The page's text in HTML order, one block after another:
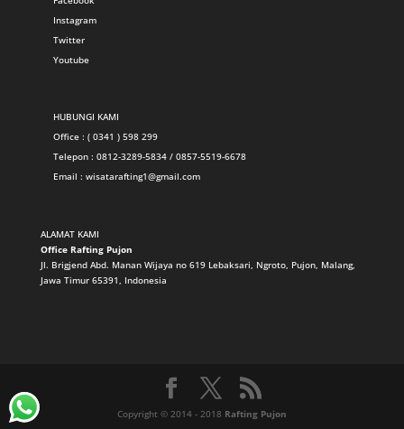
Instagram
Twitter
Youtube
HUBUNGI KAMI
Office : ( 0341 ) 598 299
Telepon : 0812-3289-5834 / 0857-5519-6678
Email : wisatarafting1@gmail.com
ALAMAT KAMI
Office Rafting Pujon
Jl. Brigjend Abd. Manan Wijaya no 619 Lebaksari, Ngroto, Pujon, Malang,
Jawa Timur 65391, Indonesia
Copyright © 2014 - 2018 Rafting Pujon